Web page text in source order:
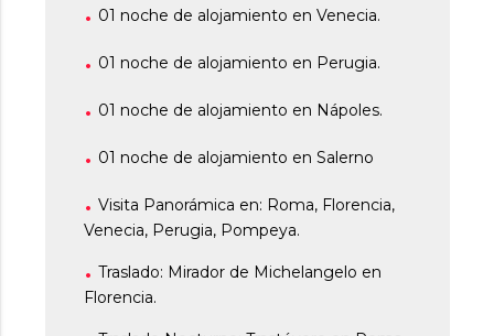
01 noche de alojamiento en Venecia.
01 noche de alojamiento en Perugia.
01 noche de alojamiento en Nápoles.
01 noche de alojamiento en Salerno
Visita Panorámica en: Roma, Florencia,
Venecia, Perugia, Pompeya.
Traslado: Mirador de Michelangelo en
Florencia.